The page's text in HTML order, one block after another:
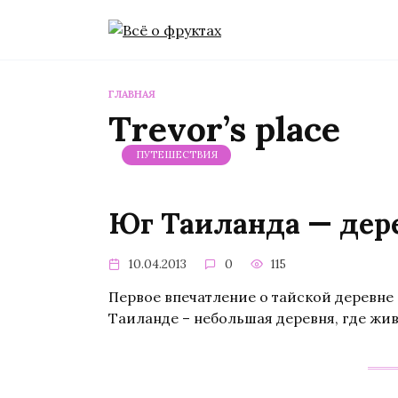
ГЛАВНАЯ
Trevor’s place
ПУТЕШЕСТВИЯ
Юг Таиланда —
10.04.2013 0 115
Первое впечатление о тайской
Таиланде – небольшая деревня, где